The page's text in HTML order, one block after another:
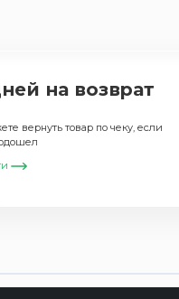
на возврат
вернуть товар по чеку, если